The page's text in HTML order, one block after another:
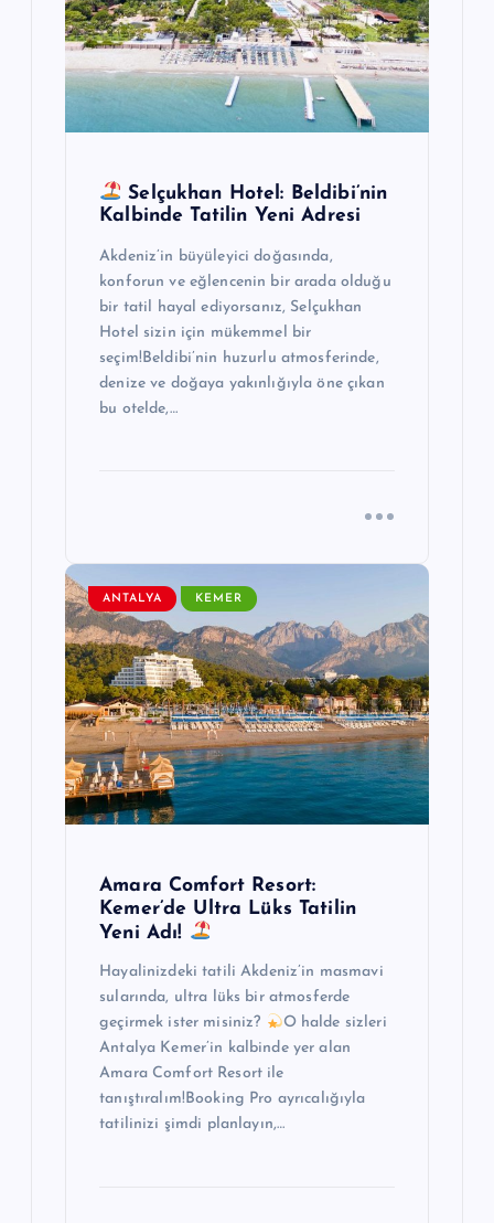
Selçukhan Hotel: Beldibi’nin
Kalbinde Tatilin Yeni Adresi
Akdeniz’in büyüleyici doğasında,
konforun ve eğlencenin bir arada olduğu
bir tatil hayal ediyorsanız, Selçukhan
Hotel sizin için mükemmel bir
seçim!Beldibi’nin huzurlu atmosferinde,
denize ve doğaya yakınlığıyla öne çıkan
bu otelde,…
ANTALYA KEMER
Amara Comfort Resort:
Kemer’de Ultra Lüks Tatilin
Yeni Adı!
Hayalinizdeki tatili Akdeniz’in masmavi
sularında, ultra lüks bir atmosferde
geçirmek ister misiniz?
O halde sizleri
Antalya Kemer’in kalbinde yer alan
Amara Comfort Resort ile
tanıştıralım!Booking Pro ayrıcalığıyla
tatilinizi şimdi planlayın,…